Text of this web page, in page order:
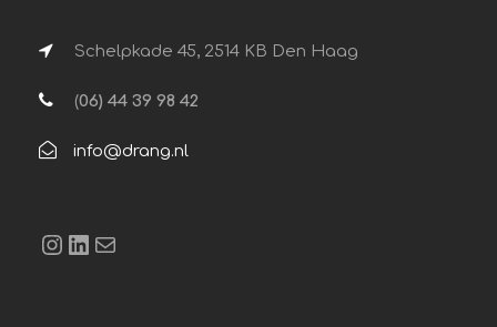
Schelpkade 45, 2514 KB Den Haag
(06) 44 39 98 42
info@drang.nl
Instagram LinkedIn E-mail